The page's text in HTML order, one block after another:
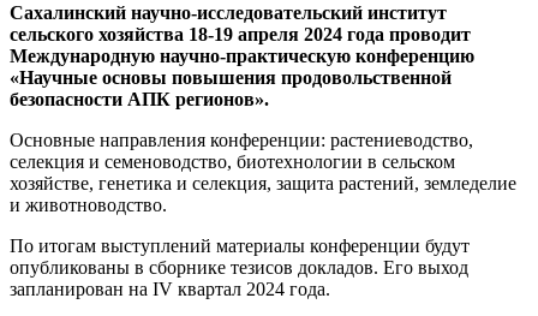
Сахалинский научно-исследовательский институт
сельского хозяйства 18-19 апреля 2024 года проводит
Международную научно-практическую конференцию
«Научные основы повышения продовольственной
безопасности АПК регионов».
Основные направления конференции: растениеводство,
селекция и семеноводство, биотехнологии в сельском
хозяйстве, генетика и селекция, защита растений, земледелие
и животноводство.
По итогам выступлений материалы конференции будут
опубликованы в сборнике тезисов докладов. Его выход
запланирован на IV квартал 2024 года.